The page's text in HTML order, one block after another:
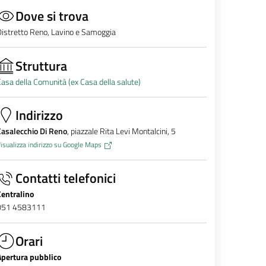
Dove si trova
Reno, Lavino e Samoggia
Struttura
della Comunità (ex Casa della salute)
Indirizzo
Di Reno, piazzale Rita Levi Montalcini, 5
indirizzo su Google Maps
Contatti telefonici
4583111
Orari
pubblico